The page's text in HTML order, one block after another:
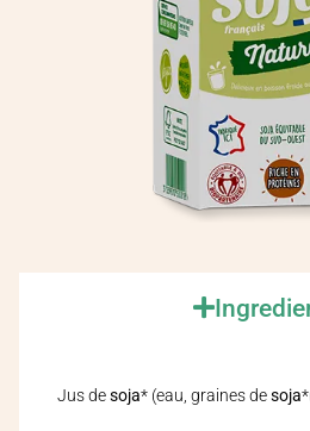
Jus desoja* (eau, graines desoja